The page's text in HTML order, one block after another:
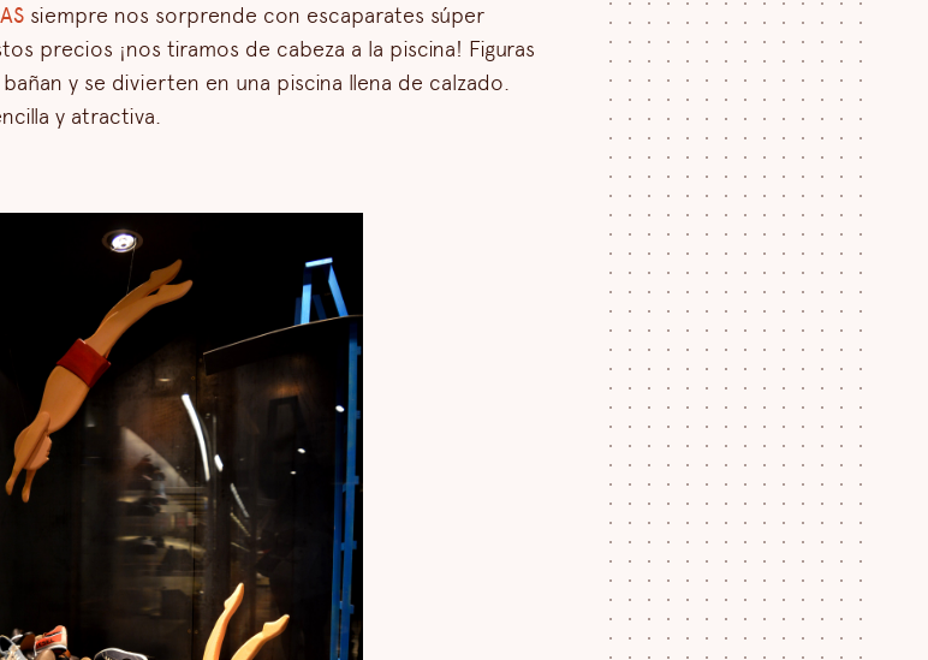
siempre nos sorprende con escaparates súper
precios ¡nos tiramos de cabeza a la piscina! Figuras
y se divierten en una piscina llena de calzado.
y atractiva.